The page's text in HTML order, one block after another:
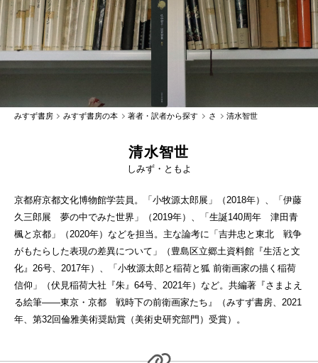
みすず書房 みすず書房の本 著者・訳者から探す さ 清水智世
清水智世
しみず・ともよ
京都府京都文化博物館学芸員。「小牧源太郎展」（2018年）、「伊藤
久三郎展 夢の中でみた世界」（2019年）、「生誕140周年 津田青
楓と京都」（2020年）などを担当。主な論考に「吉井忠と東北 戦争
がもたらした表現の差異について」（豊島区立郷土資料館『生活と文
化』26号、2017年）、「小牧源太郎と稲荷と狐 前衛画家の描く稲荷
信仰」（伏見稲荷大社『朱』64号、2021年）など。共編著『さまよえ
る絵筆――東京・京都 戦時下の前衛画家たち』（みすず書房、2021
年、第32回倫雅美術奨励賞（美術史研究部門）受賞）。